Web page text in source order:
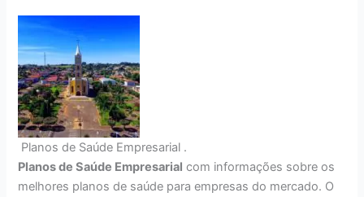
Planos de Saúde Empresarial .
Planos de Saúde Empresarial com informações sobre os
melhores planos de saúde para empresas do mercado. O